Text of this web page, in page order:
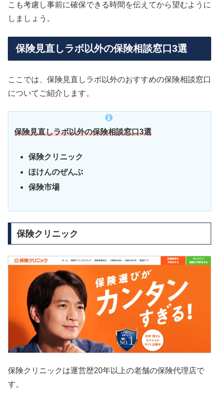
こも考慮し事前に確保できる時間を伝えてから望むように
しましょう。
保険見直しラボ以外の保険相談窓口3選
ここでは、保険見直しラボ以外のおすすめの保険相談窓口
についてご紹介します。
保険見直しラボ以外の保険相談窓口3選
保険クリニック
ほけんのぜんぶ
保険市場
保険クリニック
保険クリニックは運営歴20年以上の老舗の保険代理店で
す。